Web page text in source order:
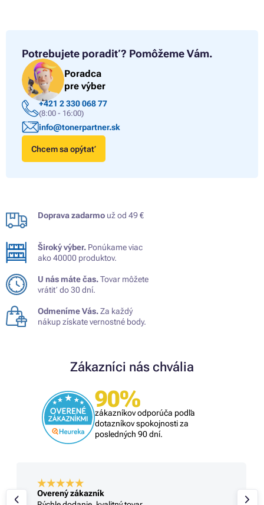
Potrebujete poradiť? Pomôžeme Vám.
Poradca
pre výber
+421 2 330 068 77
(8:00 - 16:00)
info@tonerpartner.sk
Chcem sa opýtať
Doprava zadarmo už od 49 €
Široký výber. Ponúkame viac
ako 40000 produktov.
U nás máte čas.Tovar môžete
vrátiť do 30 dní.
Odmeníme Vás.Za každý
nákup získate vernostné body.
Zákazníci nás chvália
90%
zákazníkov odporúča podľa
dotazníkov spokojnosti za
posledných 90 dní.
Overený zákazník